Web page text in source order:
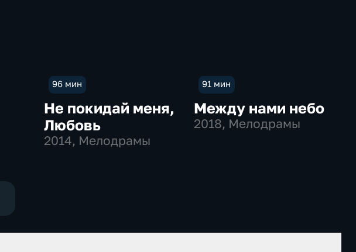
96 мин
Не покидай меня,
Любовь
2014, Мелодрамы
91 мин
Между нами небо
2018, Мелодрамы